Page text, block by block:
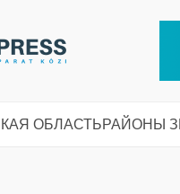
ОБЛАСТЬРАЙОНЫ